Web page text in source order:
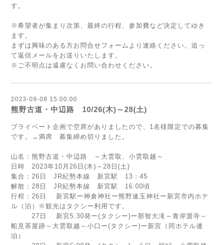
す。
※希望者が集まり次第、最終の行程、参加費など決定してゆき
ます。
まずは興味のある方お問合せフォームより連絡ください。追っ
て返信メールをお送りいたします。
※ご不明点は遠慮なくお問い合わせください。
2023-09-08 15:00:00
熊野古道・中辺路 10/26(木)～28(土)
プライベート企画で空席がありましたので、1名様限定での募集
です。→満席 募集締め切りました。
山名：熊野古道・中辺路 ～大雲取、小雲取越～
日時 2023年10月26日(木)～28日(土)
集合：26日 JR紀勢本線 新宮駅 13：45
解散：28日 JR紀勢本線 新宮駅 16:00頃
行程：26日 新宮駅ー神倉神社ー熊野速玉神社ー新宮市内ホテ
ル（泊）※観光はタクシー利用です。
27日 新宮5:30発ー(タクシー)ー那智大滝～青岸渡寺～
船見茶屋跡～大雲取越～小口ー(タクシー)ー新宮（同ホテル連
泊）